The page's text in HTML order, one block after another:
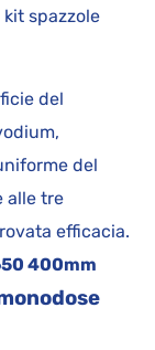
del
del
alle tre
efficacia.
400mm